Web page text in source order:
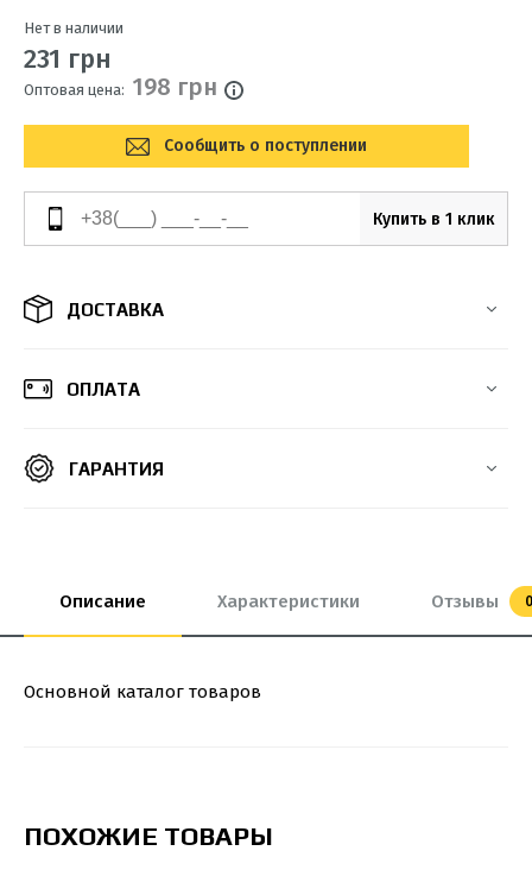
Нет в наличии
231 грн
Оптовая цена: 198 грн
Сообщить о поступлении
Купить в 1 клик
ДОСТАВКА
ОПЛАТА
ГАРАНТИЯ
Описание Характеристики Отзывы 0
Основной каталог товаров
ПОХОЖИЕ ТОВАРЫ